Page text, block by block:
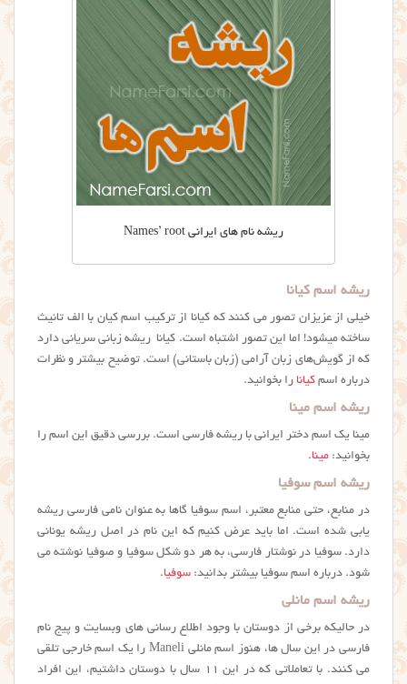
ریشه نام های ایرانی Names’ root
ریشه اسم کیانا
خیلی از عزیزان تصور می کنند که کیانا از ترکیب اسم کیان با الف تانیث
ساخته میشود! اما این تصور اشتباه است. کیانا ریشه زبانی سریانی دارد
که از گویش‌های زبان آرامی (زبان باستانی) است. توضیح بیشتر و نظرات
درباره اسم کیانا را بخوانید.
ریشه اسم مینا
مینا یک اسم دختر ایرانی با ریشه فارسی است. بررسی دقیق این اسم را
بخوانید: مینا.
ریشه اسم سوفیا
در منابع، حتی منابع معتبر، اسم سوفیا گاها به عنوان نامی فارسی ریشه
یابی شده است. اما باید عرض کنیم که این نام در اصل ریشه یونانی
دارد. سوفیا در نوشتار فارسی، به هر دو شکل سوفیا و صوفیا نوشته می
شود. درباره اسم سوفیا بیشتر بدانید: سوفیا.
ریشه اسم مانلی
در حالیکه برخی از دوستان با وجود اطلاع رسانی های وبسایت و پیج نام
فارسی در این سال ها، هنوز اسم مانلی Maneli را یک اسم خارجی تلقی
می کنند. با تعاملاتی که در این ۱۱ سال با دوستان داشتیم، این افراد